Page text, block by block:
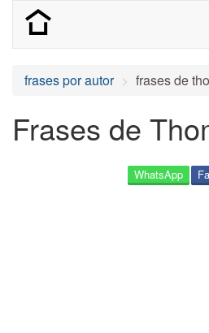
frases por autor frases de
Frases de
WhatsApp